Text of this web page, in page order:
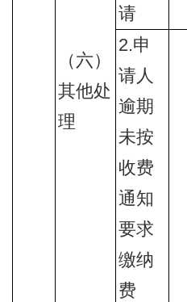
（六）
其他处
理
请
2.申
请人
逾期
未按
收费
通知
要求
缴纳
费